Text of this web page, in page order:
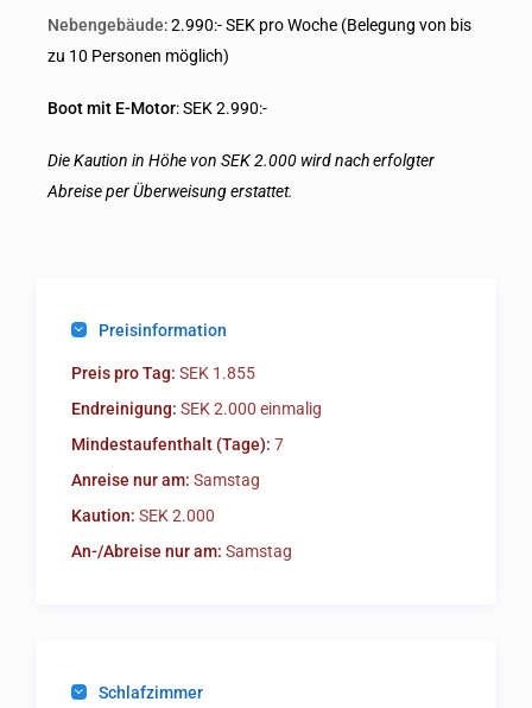
Nebengebäude: 2.990:- SEK pro Woche (Belegung von bis
zu 10 Personen möglich)
Boot mit E-Motor: SEK 2.990:-
Die Kaution in Höhe von SEK 2.000 wird nach erfolgter
Abreise per Überweisung erstattet.
Preisinformation
Preis pro Tag: SEK 1.855
Endreinigung: SEK 2.000 einmalig
Mindestaufenthalt (Tage): 7
Anreise nur am: Samstag
Kaution: SEK 2.000
An-/Abreise nur am: Samstag
Schlafzimmer